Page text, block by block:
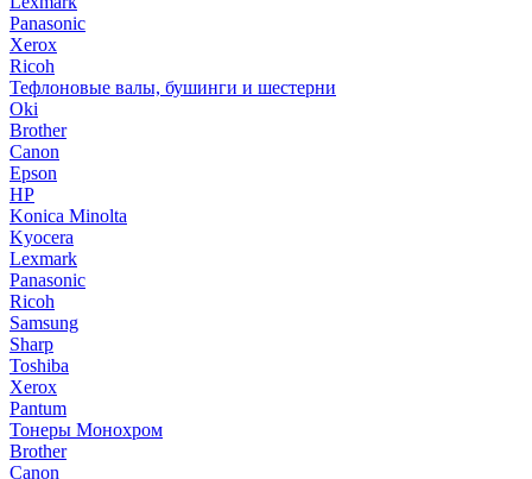
Panasonic
Xerox
Ricoh
Тефлоновые валы, бушинги и шестерни
Oki
Brother
Canon
Epson
HP
Konica Minolta
Kyocera
Lexmark
Panasonic
Ricoh
Samsung
Sharp
Toshiba
Xerox
Pantum
Тонеры Монохром
Brother
Canon